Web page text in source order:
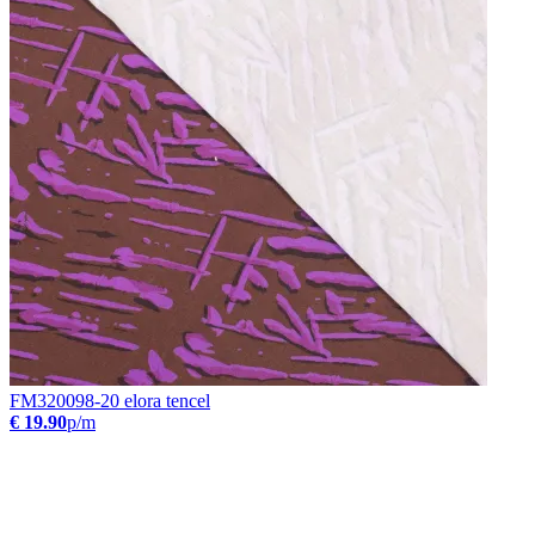
FM320098-20 elora tencel
€ 19.90p/m